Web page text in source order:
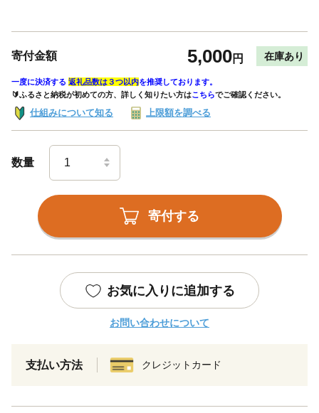
寄付金額 5,000円 在庫あり
一度に決済する 返礼品数は３つ以内を推奨しております。
🔰ふるさと納税が初めての方、詳しく知りたい方はこちらでご確認ください。
仕組みについて知る 上限額を調べる
数量
寄付する
お気に入りに追加する
お問い合わせについて
支払い方法 クレジットカード